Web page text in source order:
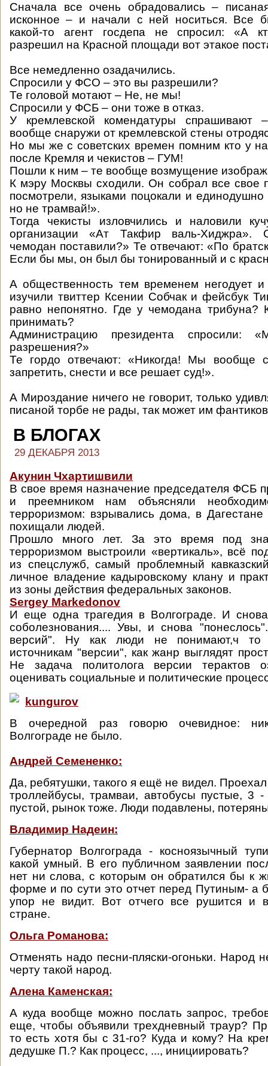
Сначала все очень обрадовались –
исконное – и начали с ней носиться. Все
какой-то агент госдепа не спросил: «А
разрешил на Красной площади вот этакое
Все немедленно озадачились.
Спросили у ФСО – это вы разрешили?
Те головой мотают – Не, не мы!
Спросили у ФСБ – они тоже в отказ.
У кремлевской комендатуры спрашивают
вообще снаружи от кремлевской стены
Но мы же с советских времен помним кто у
после Кремля и чекистов – ГУМ!
Пошли к ним – те вообще возмущение
К мэру Москвы сходили. Он собрал все свое
посмотрели, языками поцокали и
но не трамвай!».
Тогда чекисты изловчились и наловили
организации «Ат Такфир валь-Хиджра».
чемодан поставили?» Те отвечают: «По
Если бы мы, он был бы тонированный и с
А общественность тем временем негодует
изучили твиттер Ксении Собчак и фейсбук
равно непонятно. Где у чемодана трибуна?
принимать?
Администрацию президента спросили:
разрешения?»
Те гордо отвечают: «Никогда! Мы вообще
запретить, снести и все решает суд!».
А Мироздание ничего не говорит, только
писаной торбе не рады, так может им
В БЛОГАХ
29 ДЕКАБРЯ 2013
Акунин Чхартишвили
В свое время назначение председателя ФСБ
и преемником нам объясняли
терроризмом: взрывались дома, в
похищали людей.
Прошло много лет. За это время под
терроризмом выстроили «вертикаль», всё
из спецслужб, самый проблемный
личное владение кадыровскому клану и
из зоны действия федеральных законов.
Sergey Markedonov
И еще одна трагедия в Волгограде. И
соболезнования.... Увы, и снова
версий". Ну как люди не понимают,ч
источникам "версии", как жанр выглядят
Не задача политолога версии терактов
оценивать социальные и политические
kungurov
В очередной раз говорю очевидное:
Волгограде не было.
Андрей Семененко:
Да, ребятушки, такого я ещё не видел.
троллейбусы, трамваи, автобусы пустые, 3 -
пустой, рынок тоже. Люди подавлены,
Владимир Надеин:
Губернатор Волгограда - косноязычный
какой умный. В его публичном заявлении
нет ни слова, с которым он обратился бы к
форме и по сути это отчет перед Путиным- а
упор не видит. Вот отчего все рушится и
стране.
Ольга Романова:
Отменять надо песни-пляски-огоньки. Народ
черту такой народ.
Алена Каменская:
А куда вообще можно послать запрос,
еще, чтобы объявили трехдневный траур?
то есть хотя бы с 31-го? Куда и кому? На
дедушке П.? Как процесс, ..., инициировать?